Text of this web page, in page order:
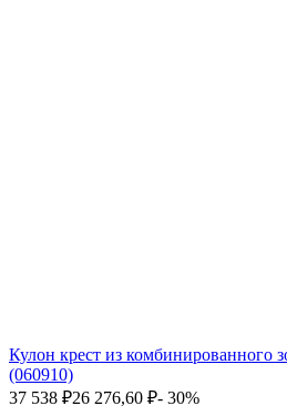
Кулон крест из комбинированного
(060910)
37 538 ₽26 276,60 ₽- 30%